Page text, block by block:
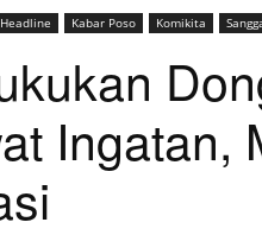
Headline Kabar Poso Komikita
Ingatan,